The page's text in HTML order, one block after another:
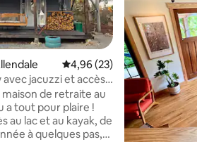
Évaluation moyenne sur la
4,96 (23)
jacuzzi et accès
de retraite au
a tout pour plaire !
au lac et au kayak, de
à quelques pas,